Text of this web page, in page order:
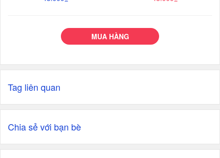
MUA HÀNG
Tag liên quan
Chia sẻ với bạn bè